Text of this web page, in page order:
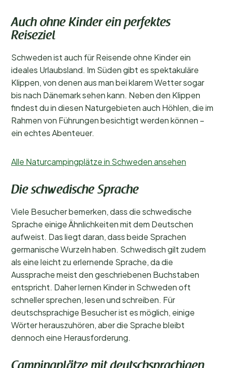
Auch ohne Kinder ein perfektes
Reiseziel
Schweden ist auch für Reisende ohne Kinder ein
ideales Urlaubsland. Im Süden gibt es spektakuläre
Klippen, von denen aus man bei klarem Wetter sogar
bis nach Dänemark sehen kann. Neben den Klippen
findest du in diesen Naturgebieten auch Höhlen, die im
Rahmen von Führungen besichtigt werden können –
ein echtes Abenteuer.
Alle Naturcampingplätze in Schweden ansehen
Die schwedische Sprache
Viele Besucher bemerken, dass die schwedische
Sprache einige Ähnlichkeiten mit dem Deutschen
aufweist. Das liegt daran, dass beide Sprachen
germanische Wurzeln haben. Schwedisch gilt zudem
als eine leicht zu erlernende Sprache, da die
Aussprache meist den geschriebenen Buchstaben
entspricht. Daher lernen Kinder in Schweden oft
schneller sprechen, lesen und schreiben. Für
deutschsprachige Besucher ist es möglich, einige
Wörter herauszuhören, aber die Sprache bleibt
dennoch eine Herausforderung.